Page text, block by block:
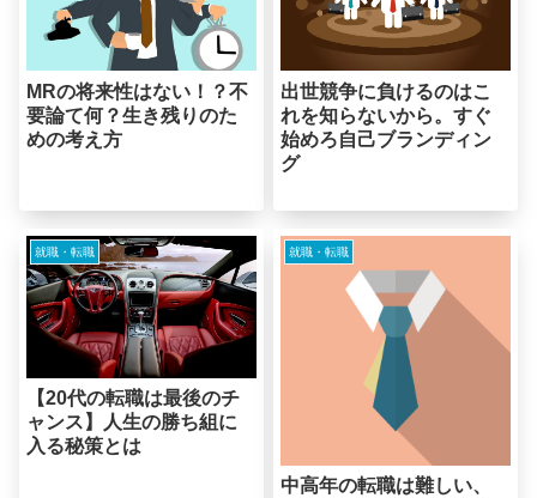
MRの将来性はない！？不
要論て何？生き残りのた
めの考え方
出世競争に負けるのはこ
れを知らないから。すぐ
始めろ自己ブランディン
グ
就職・転職
【20代の転職は最後のチ
ャンス】人生の勝ち組に
入る秘策とは
就職・転職
中高年の転職は難しい、